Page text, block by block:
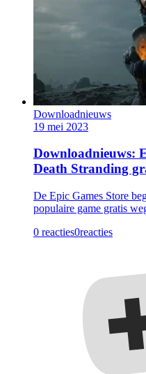
Downloadnieuws
19 mei 2023
Downloadnieuws:
Death Stranding
De Epic Games Store
populaire game gratis
0 reacties0reacties